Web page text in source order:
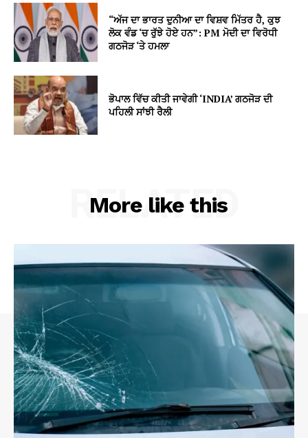
“ਅੱਜ ਦਾ ਭਾਰਤ ਦੁਨੀਆ ਦਾ ਵਿਸ਼ਵ ਮਿੱਤਰ ਹੈ, ਕੁਝ
ਲੋਕ ਵੰਡ ‘ਚ ਰੁੱਝੇ ਹੋਏ ਹਨ”: PM ਮੋਦੀ ਦਾ ਵਿਰੋਧੀ
ਗਠਜੋੜ ‘ਤੇ ਹਮਲਾ
ਭੋਪਾਲ ਵਿੱਚ ਕੀਤੀ ਜਾਵੇਗੀ ‘INDIA’ ਗਠਜੋੜ ਦੀ
ਪਹਿਲੀ ਸਾਂਝੀ ਰੈਲੀ
More like this
RELATED